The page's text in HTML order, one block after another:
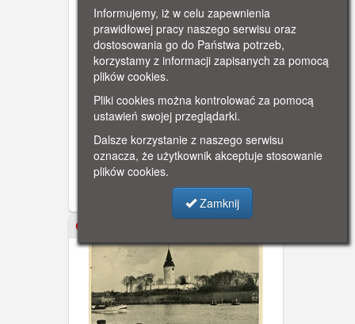
Gdańsk w starej rycinie
Karta z publikacji "Gdańsk w starej
rycinie" zawierającej 9 pocztówek z
widokami starego Gdańska.
Informujemy, iż w celu zapewnienia
prawidłowej pracy naszego serwisu oraz
dostosowania go do Państwa potrzeb,
korzystamy z informacji zapisanych za pomocą
plików cookies.
Pliki cookies można kontrolować za pomocą
ustawień swojej przeglądarki.
Dalsze korzystanie z naszego serwisu
oznacza, że użytkownik akceptuje stosowanie
plików cookies.
Zamknij